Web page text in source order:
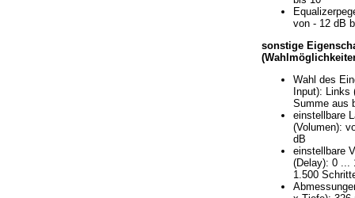
von - 12 dB
sonstige
Wahl des
Input): Links
Summe aus
einstellbare
(Volumen):
dB
einstellbare
(Delay): 0 ...
1.500